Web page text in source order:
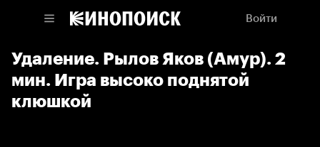
Войти
Удаление. Рылов Яков (Амур). 2
мин. Игра высоко поднятой
клюшкой